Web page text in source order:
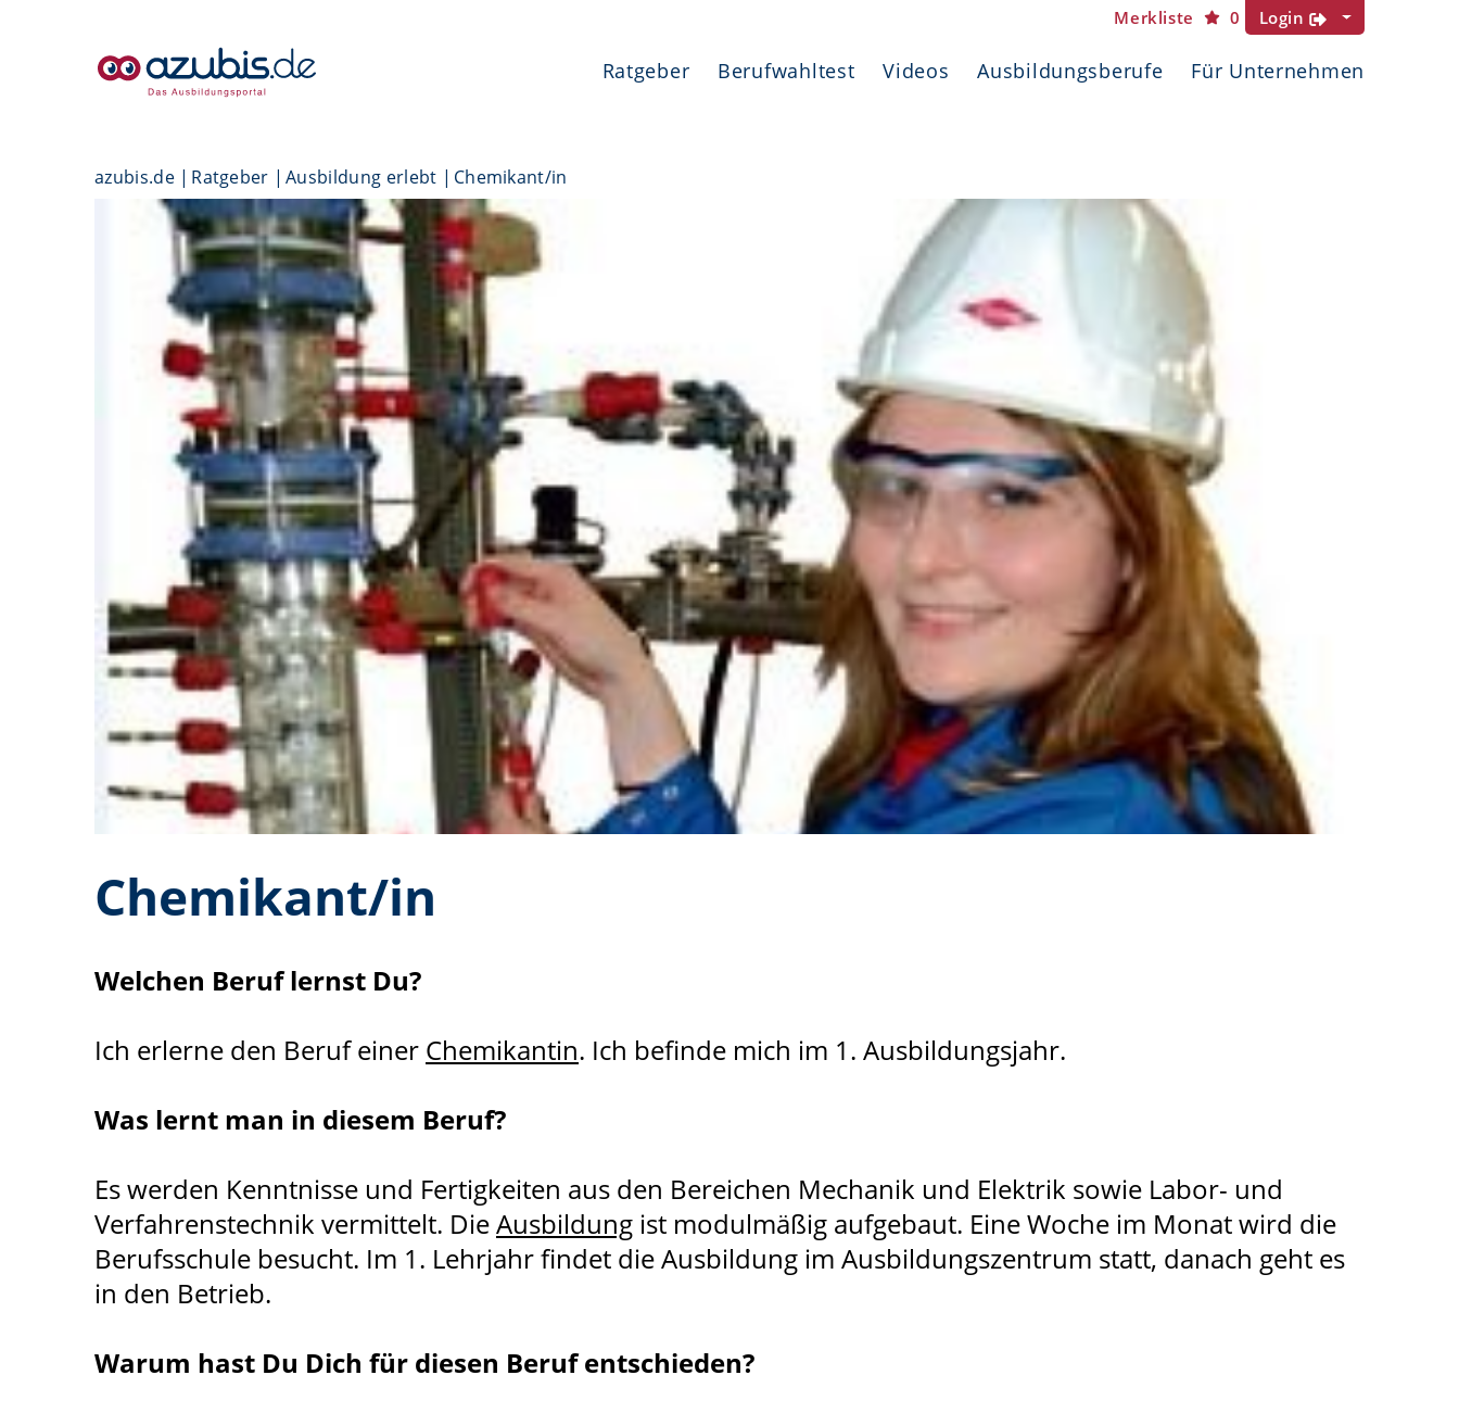
Merkliste 0 Login
Ratgeber Berufwahltest Videos Ausbildungsberufe Für Unternehmen
azubis.de Ratgeber Ausbildung erlebt Chemikant/in
Chemikant/in
Welchen Beruf lernst Du?
Ich erlerne den Beruf einer Chemikantin. Ich befinde mich im 1. Ausbildungsjahr.
Was lernt man in diesem Beruf?
Es werden Kenntnisse und Fertigkeiten aus den Bereichen Mechanik und Elektrik sowie Labor- und
Verfahrenstechnik vermittelt. DieAusbildung ist modulmäßig aufgebaut. Eine Woche im Monat wird die
Berufsschule besucht. Im 1. Lehrjahr findet die Ausbildung im Ausbildungszentrum statt, danach geht es
in den Betrieb.
Warum hast Du Dich für diesen Beruf entschieden?